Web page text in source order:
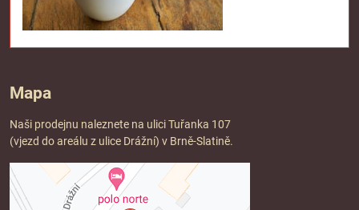
Mapa
Naši prodejnu naleznete na ulici Tuřanka 107
(vjezd do areálu z ulice Drážní) v Brně-Slatině.